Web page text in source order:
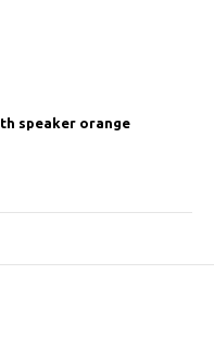
speaker orange